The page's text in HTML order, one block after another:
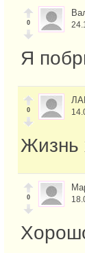
0
Я
0
Жизнь
0